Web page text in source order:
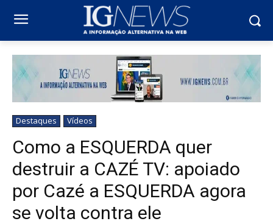
Destaques Vídeos
Como a ESQUERDA quer
destruir a CAZÉ TV: apoiado
por Cazé a ESQUERDA agora
se volta contra ele